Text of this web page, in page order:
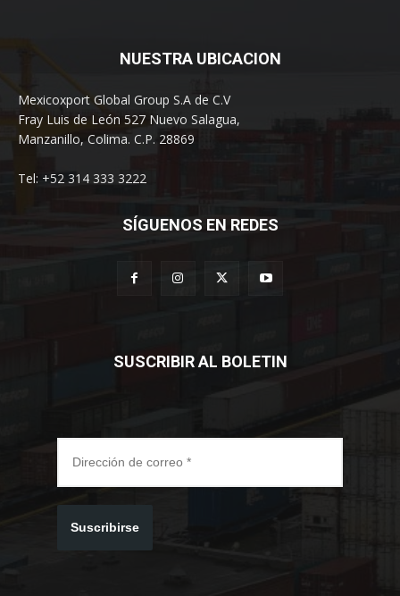
NUESTRA UBICACION
Mexicoxport Global Group S.A de C.V
Fray Luis de León 527 Nuevo Salagua,
Manzanillo, Colima. C.P. 28869
Tel: +52 314 333 3222
SÍGUENOS EN REDES
SUSCRIBIR AL BOLETIN
Suscribirse